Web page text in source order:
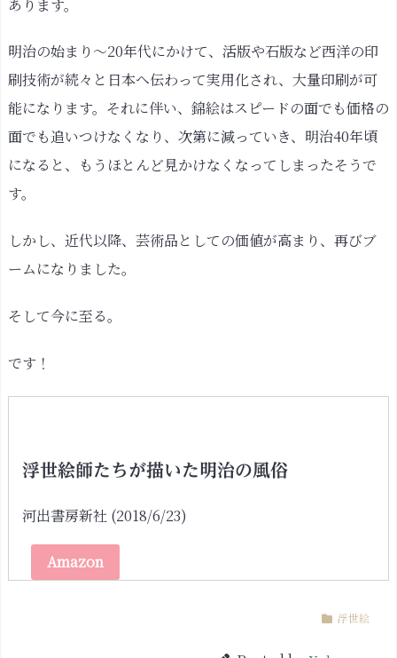
あります。
明治の始まり〜20年代にかけて、活版や石版など西洋の印
刷技術が続々と日本へ伝わって実用化され、大量印刷が可
能になります。それに伴い、錦絵はスピードの面でも価格の
面でも追いつけなくなり、次第に減っていき、明治40年頃
になると、もうほとんど見かけなくなってしまったそうで
す。
しかし、近代以降、芸術品としての価値が高まり、再びブ
ームになりました。
そして今に至る。
です！
浮世絵師たちが描いた明治の風俗
河出書房新社 (2018/6/23)
Amazon
浮世絵